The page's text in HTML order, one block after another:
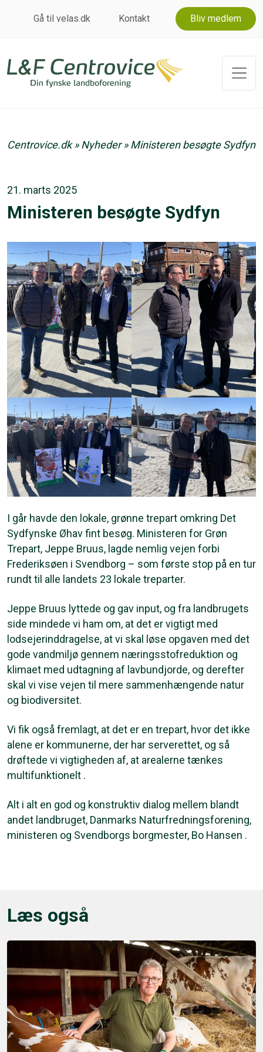
Gå til velas.dk Kontakt Bliv medlem
Centrovice.dk»Nyheder»Ministeren besøgte Sydfyn
21. marts 2025
Ministeren besøgte Sydfyn
I går havde den lokale, grønne trepart omkring Det
Sydfynske Øhav fint besøg. Ministeren for Grøn
Trepart, Jeppe Bruus, lagde nemlig vejen forbi
Frederiksøen i Svendborg – som første stop på en tur
rundt til alle landets 23 lokale treparter.
Jeppe Bruus lyttede og gav input, og fra landbrugets
side mindede vi ham om, at det er vigtigt med
lodsejerinddragelse, at vi skal løse opgaven med det
gode vandmiljø gennem næringsstofreduktion og
klimaet med udtagning af lavbundjorde, og derefter
skal vi vise vejen til mere sammenhængende natur
og biodiversitet.
Vi fik også fremlagt, at det er en trepart, hvor det ikke
alene er kommunerne, der har serverettet, og så
drøftede vi vigtigheden af, at arealerne tænkes
multifunktionelt .
Alt i alt en god og konstruktiv dialog mellem blandt
andet landbruget, Danmarks Naturfredningsforening,
ministeren og Svendborgs borgmester, Bo Hansen .
Læs også